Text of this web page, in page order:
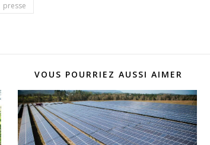
presse
VOUS POURRIEZ AUSSI AIMER